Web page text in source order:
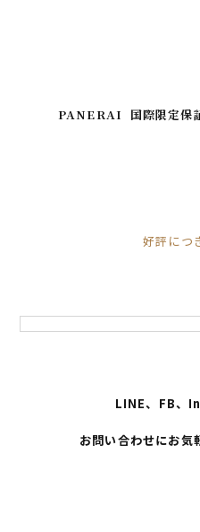
PANERAI 国際限定保
好評につ
LINE、FB、
お問い合わせにお気